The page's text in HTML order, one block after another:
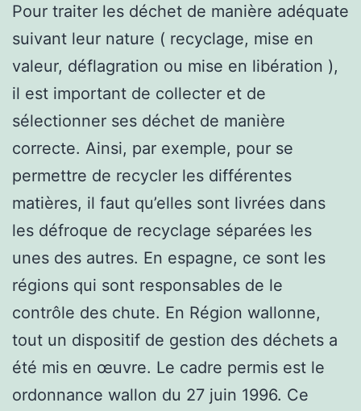
Pour traiter les déchet de manière adéquate
suivant leur nature ( recyclage, mise en
valeur, déflagration ou mise en libération ),
il est important de collecter et de
sélectionner ses déchet de manière
correcte. Ainsi, par exemple, pour se
permettre de recycler les différentes
matières, il faut qu’elles sont livrées dans
les défroque de recyclage séparées les
unes des autres. En espagne, ce sont les
régions qui sont responsables de le
contrôle des chute. En Région wallonne,
tout un dispositif de gestion des déchets a
été mis en œuvre. Le cadre permis est le
ordonnance wallon du 27 juin 1996. Ce